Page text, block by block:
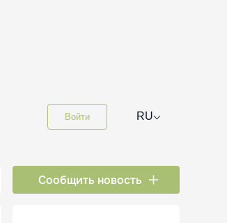
Войти RU⌵
Сообщить новость